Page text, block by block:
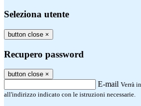
Seleziona utente
button close ×
Recupero password
button close ×
E-mail Verrà
all'indirizzo indicato con le istruzioni necessarie.